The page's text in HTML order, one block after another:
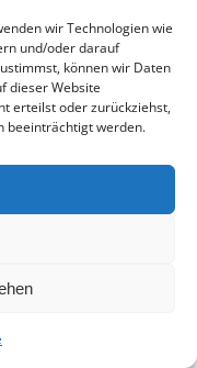
wir Technologien wie
und/oder darauf
können wir Daten
dieser Website
erteilst oder zurückziehst,
beeinträchtigt werden.